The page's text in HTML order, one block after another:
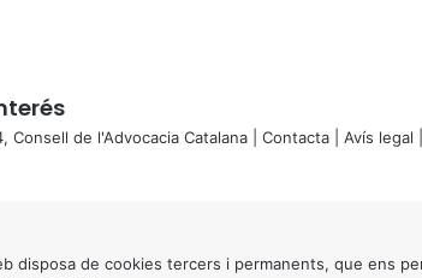
de l'Advocacia Catalana | Contacta Avís legal
disposa de cookies tercers i permanents, que ens